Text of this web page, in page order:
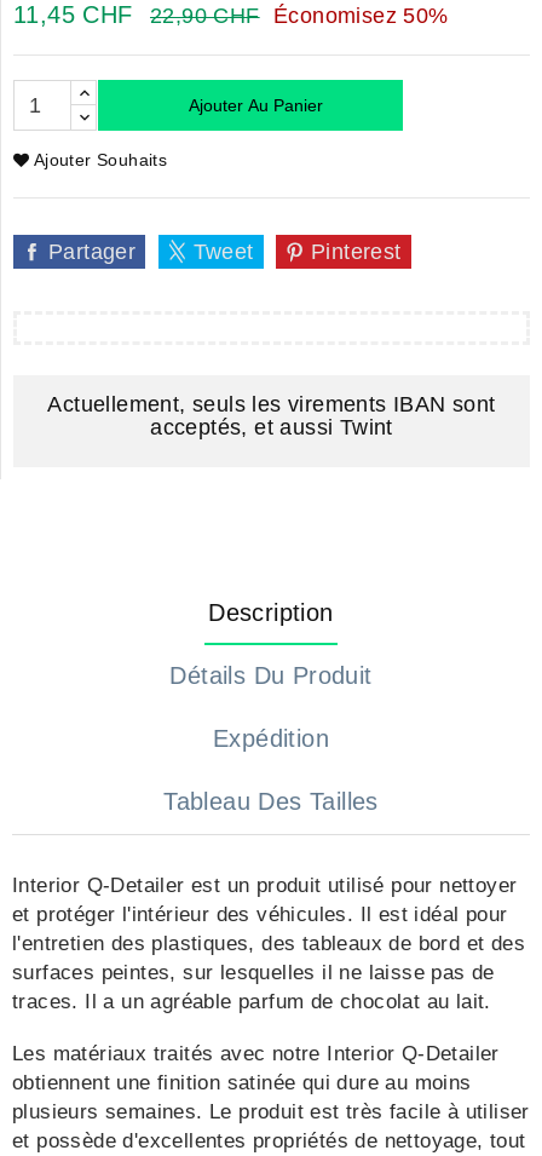
11,45 CHF 22,90 CHF Économisez 50%
Ajouter Au Panier
Ajouter Souhaits
Partager Tweet Pinterest
Actuellement, seuls les virements IBAN sont
acceptés, et aussi Twint
Description
Détails Du Produit
Expédition
Tableau Des Tailles
Interior Q-Detailer est un produit utilisé pour nettoyer
et protéger l'intérieur des véhicules. Il est idéal pour
l'entretien des plastiques, des tableaux de bord et des
surfaces peintes, sur lesquelles il ne laisse pas de
traces. Il a un agréable parfum de chocolat au lait.
Les matériaux traités avec notre Interior Q-Detailer
obtiennent une finition satinée qui dure au moins
plusieurs semaines. Le produit est très facile à utiliser
et possède d'excellentes propriétés de nettoyage, tout